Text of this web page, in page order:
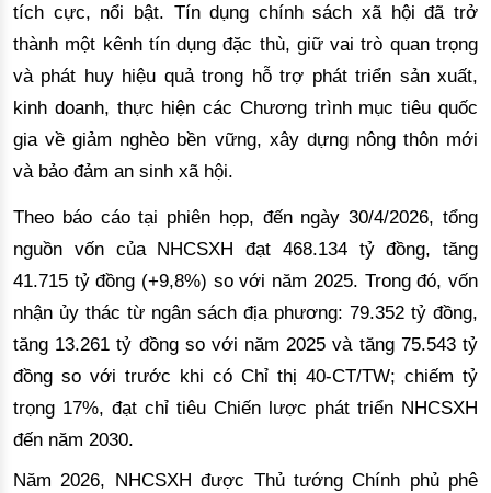
tích cực, nổi bật. Tín dụng chính sách xã hội đã trở
thành một kênh tín dụng đặc thù, giữ vai trò quan trọng
và phát huy hiệu quả trong hỗ trợ phát triển sản xuất,
kinh doanh, thực hiện các Chương trình mục tiêu quốc
gia về giảm nghèo bền vững, xây dựng nông thôn mới
và bảo đảm an sinh xã hội.
Theo báo cáo tại phiên họp, đến ngày 30/4/2026, tổng
nguồn vốn của NHCSXH đạt 468.134 tỷ đồng, tăng
41.715 tỷ đồng (+9,8%) so với năm 2025. Trong đó, vốn
nhận ủy thác từ ngân sách địa phương: 79.352 tỷ đồng,
tăng 13.261 tỷ đồng so với năm 2025 và tăng 75.543 tỷ
đồng so với trước khi có Chỉ thị 40-CT/TW; chiếm tỷ
trọng 17%, đạt chỉ tiêu Chiến lược phát triển NHCSXH
đến năm 2030.
Năm 2026, NHCSXH được Thủ tướng Chính phủ phê